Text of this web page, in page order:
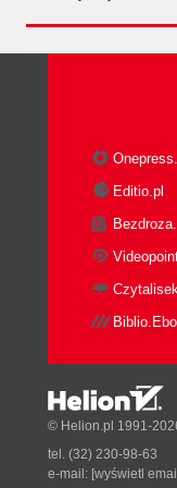
Data driven
do
decyzji
Adrian
(41,40 zł najniższa
69.00 zł (-
Editio.pl
© Helion.pl 1991-
tel. (32) 230-98-63
e-mail: [wyświetl